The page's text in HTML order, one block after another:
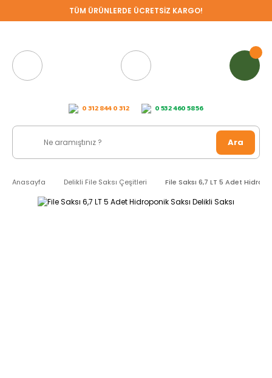
TÜM ÜRÜNLERDE ÜCRETSİZ KARGO!
0 312 844 0 312 0 532 460 58 56
Ara
Anasayfa Delikli File Saksı Çeşitleri File Saksı 6,7 LT 5 Adet